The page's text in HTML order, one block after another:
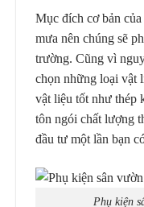
Mục đích cơ bản
mưa nên chúng sẽ
trường. Cũng vì
chọn những loại vật
vật liệu tốt như thép
tôn ngói chất lượng
đầu tư một lần bạn
Phụ kiện